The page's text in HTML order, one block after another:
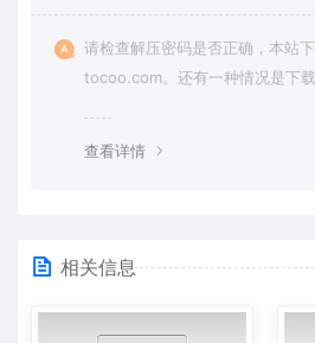
请检查解压密码是否正确，本站
tocoo.com。还有一种情况是下
查看详情
相关信息